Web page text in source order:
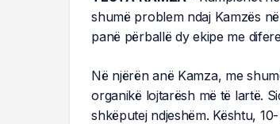
shumë problem ndaj Kamzës
panë përballë dy ekipe me
Në njërën anë Kamza, me
organikë lojtarësh më të lartë.
shkëputej ndjeshëm. Kështu,